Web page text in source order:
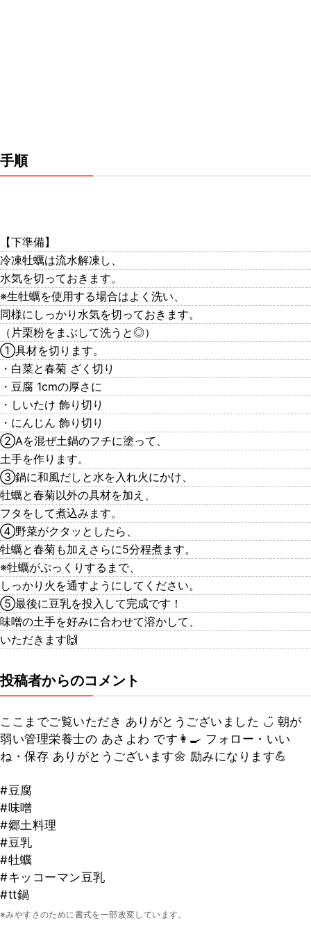
手順
【下準備】
冷凍牡蠣は流水解凍し、
水気を切っておきます。
※生牡蠣を使用する場合はよく洗い、
同様にしっかり水気を切っておきます。
（片栗粉をまぶして洗うと◎）
①具材を切ります。
・白菜と春菊 ざく切り
・豆腐 1cmの厚さに
・しいたけ 飾り切り
・にんじん 飾り切り
②Aを混ぜ土鍋のフチに塗って、
土手を作ります。
③鍋に和風だしと水を入れ火にかけ、
牡蠣と春菊以外の具材を加え、
フタをして煮込みます。
④野菜がクタッとしたら、
牡蠣と春菊も加えさらに5分程煮ます。
※牡蠣がぷっくりするまで、
しっかり火を通すようにしてください。
⑤最後に豆乳を投入して完成です！
味噌の土手を好みに合わせて溶かして、
いただきます🙌
投稿者からのコメント
ここまでご覧いただき ありがとうございました ◡̈ 朝が
弱い管理栄養士の あさよわ です👩‍🍳 フォロー・いい
ね・保存 ありがとうございます🌼 励みになります💪
#豆腐
#味噌
#郷土料理
#豆乳
#牡蠣
#キッコーマン豆乳
#tt鍋
※みやすさのために書式を一部改変しています。